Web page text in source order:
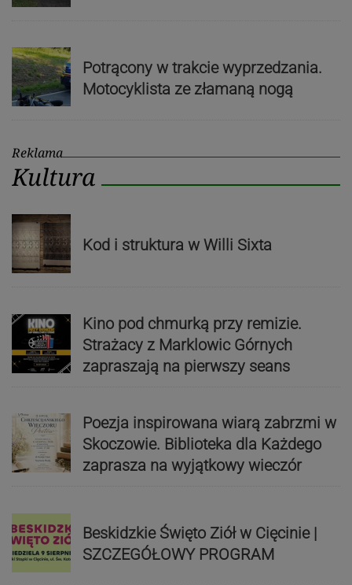
Potrącony w trakcie wyprzedzania.
Motocyklista ze złamaną nogą
Reklama
Kultura
Kod i struktura w Willi Sixta
Kino pod chmurką przy remizie.
Strażacy z Marklowic Górnych
zapraszają na pierwszy seans
Poezja inspirowana wiarą zabrzmi w
Skoczowie. Biblioteka dla Każdego
zaprasza na wyjątkowy wieczór
Beskidzkie Święto Ziół w Cięcinie |
SZCZEGÓŁOWY PROGRAM